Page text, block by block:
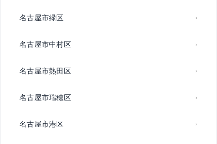
名古屋市緑区
名古屋市中村区
名古屋市熱田区
名古屋市瑞穂区
名古屋市港区